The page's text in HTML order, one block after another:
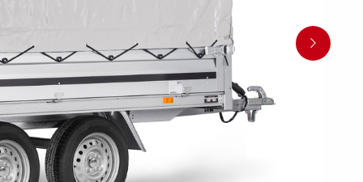
Laderampe
Werkzeug- &
batteriekasten
Winde
Wenden mit einem Anhänger
Der richtige Reifendruck
Deine Checkliste vor Fahrantritt
Anschlussplan
Auf- und Abslippen
Anhänger richtig beladen
Sicherung von Booten